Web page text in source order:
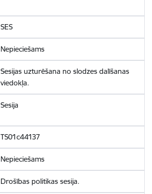
SES
Nepieciešams
Sesijas uzturēšana no slodzes dalīšanas
viedokļa.
Sesija
TS01c44137
Nepieciešams
Drošības politikas sesija.